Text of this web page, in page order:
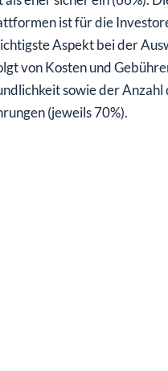
ist für die
Aspekt bei der
von Kosten und
sowie der Anzahl
(jeweils 70%).